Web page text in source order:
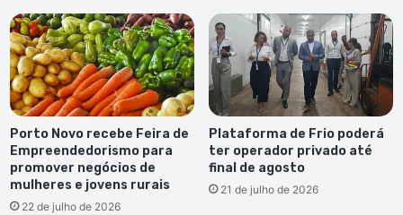
Porto Novo recebe Feira de
Empreendedorismo para
promover negócios de
mulheres e jovens rurais
22 de julho de 2026
Plataforma de Frio poderá
ter operador privado até
final de agosto
21 de julho de 2026